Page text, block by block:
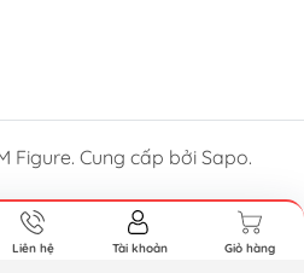
Figure. Cung cấp bởi Sapo.
Liên hệ Tài khoản Giỏ hàng